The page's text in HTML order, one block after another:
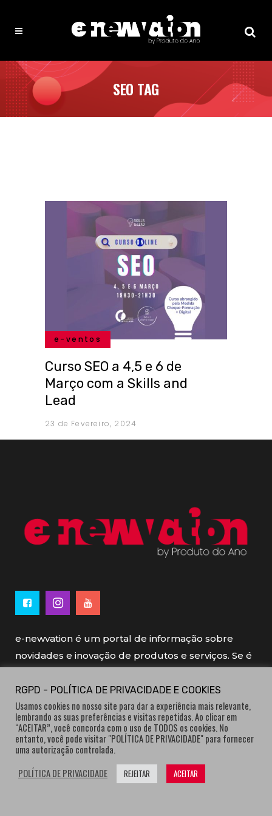
SEO TAG
e-ventos
Curso SEO a 4,5 e 6 de
Março com a Skills and
Lead
23 de Fevereiro, 2024
e-newvation é um portal de informação sobre
novidades e inovação de produtos e serviços. Se é
e-newvation tem o patrocínio do “Produto do
Ano”, o prémio de inovação atribuído por
consumidores.
RGPD - POLÍTICA DE PRIVACIDADE E COOKIES
Usamos cookies no nosso site para dar a experiência mais relevante,
lembrando as suas preferências e visitas repetidas. Ao clicar em
“ACEITAR”, você concorda com o uso de TODOS os cookies. No
entanto, você pode visitar "POLÍTICA DE PRIVACIDADE" para fornecer
uma autorização controlada.
POLÍTICA DE PRIVACIDADE
REJEITAR ACEITAR